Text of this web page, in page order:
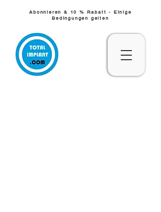
Abonnieren & 10 % Rabatt - Einige
Bedingungen gelten